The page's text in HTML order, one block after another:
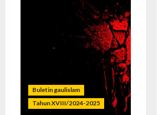
Buletin gaulislam
Tahun XVIII/2024-2025